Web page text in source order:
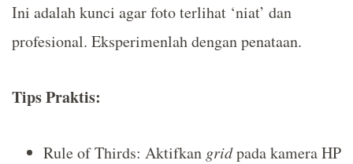
Ini adalah kunci agar foto terlihat ‘niat’ dan
profesional. Eksperimenlah dengan penataan.
Tips Praktis:
Rule of Thirds: Aktifkan gridpada kamera HP